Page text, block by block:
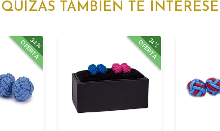
QUIZÁS TAMBIÉN TE INTERESE
34%
OFERTA 31%
OFERTA